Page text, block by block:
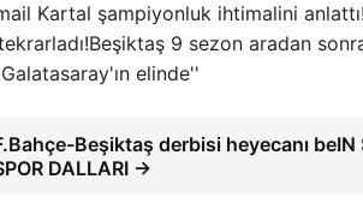
Kartal şampiyonluk ihtimalini anlattı!
Beşiktaş 9 sezon aradan
elinde''
Beşiktaş derbisi heyecanı beIN
DALLARI →